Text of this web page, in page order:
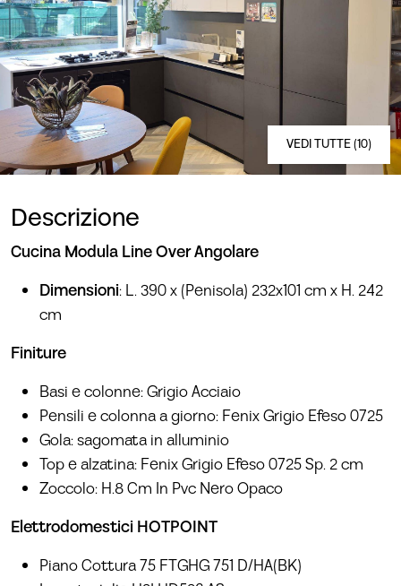
VEDI TUTTE (10)
Descrizione
Cucina Modula Line Over Angolare
Dimensioni: L. 390 x (Penisola) 232x101 cm x H. 242
cm
Finiture
Basi e colonne: Grigio Acciaio
Pensili e colonna a giorno: Fenix Grigio Efeso 0725
Gola: sagomata in alluminio
Top e alzatina: Fenix Grigio Efeso 0725 Sp. 2 cm
Zoccolo: H.8 Cm In Pvc Nero Opaco
Elettrodomestici HOTPOINT
Piano Cottura 75 FTGHG 751 D/HA(BK)